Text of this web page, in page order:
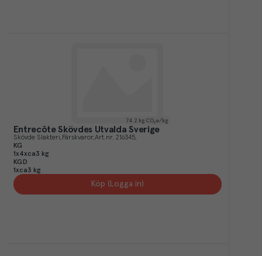
74.2 kg CO₂e/kg
Entrecôte Skövdes Utvalda Sverige
Skövde Slakteri Färskvaror Art.nr. 216345
KG
1x4xca3 kg
KGD
1xca3 kg
Köp (Logga in)